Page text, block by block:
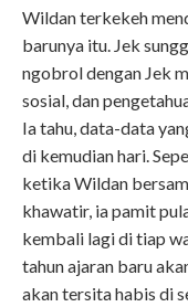
Wildan terkekeh
barunya itu. Jek
ngobrol dengan Jek
sosial, dan
Ia tahu, data-data
di kemudian hari.
ketika Wildan
khawatir, ia pamit
kembali lagi di tiap
tahun ajaran baru
akan tersita habis di